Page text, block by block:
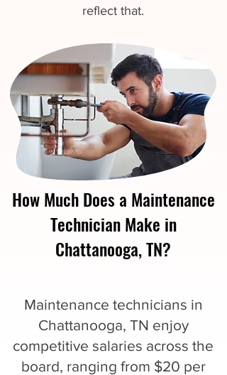
reflect that.
How Much Does a Maintenance
Technician Make in
Chattanooga, TN?
Maintenance technicians in
Chattanooga, TN enjoy
competitive salaries across the
board, ranging from $20 per